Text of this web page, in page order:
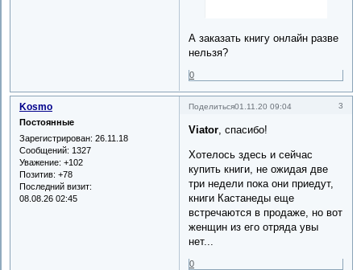
А заказать книгу онлайн разве
нельзя?
0
Поделиться 3
01.11.20 09:04
Kosmo
Постоянные
Зарегистрирован: 26.11.18
Сообщений: 1327
Уважение: +102
Позитив: +78
Последний визит:
08.08.26 02:45
Viator, спасибо!
Хотелось здесь и сейчас
купить книги, не ожидая две
три недели пока они приедут,
книги Кастанеды еще
встречаются в продаже, но вот
женщин из его отряда увы
нет...
0